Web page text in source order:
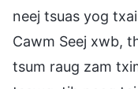
neej tsuas yog
Cawm Seej xwb,
tsum raug zam